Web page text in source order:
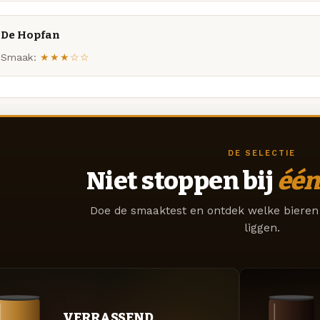
De Hopfan
Smaak: ★★★☆☆
DE SELECTIE
Niet stoppen bij één
Doe de smaaktest en ontdek welke
liggen.